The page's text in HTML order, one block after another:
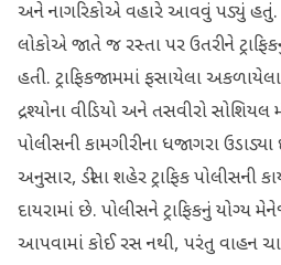
અને નાગરિકોએ વહારે આવવું પડ્યું હતું.
લોકોએ જાતે જ રસ્તા પર ઉતરીને
હતી. ટ્રાફિકજામમાં ફસાયેલા
દ્રશ્યોના વીડિયો અને તસવીરો સોશિયલ
પોલીસની કામગીરીના ધજાગરા
અનુસાર, ડીસા શહેર ટ્રાફિક પોલીસની
દાયરામાં છે. પોલીસને ટ્રાફિકનું યોગ્ય
આપવામાં કોઈ રસ નથી, પરંતુ વાહન